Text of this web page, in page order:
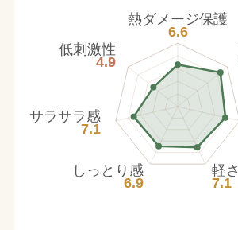
熱ダメージ保護
6.6
軽さ
7.1
しっとり感
6.9
サラサラ感
7.1
低刺激性
4.9